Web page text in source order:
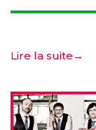
Lire la suite →